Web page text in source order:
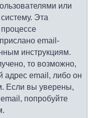
или
Эта
email-
инструкциям.
то возможно,
адрес email, либо он
Если вы уверены,
попробуйте